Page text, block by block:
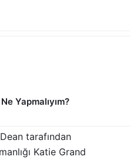
Yapmalıyım?
tarafından
Katie Grand